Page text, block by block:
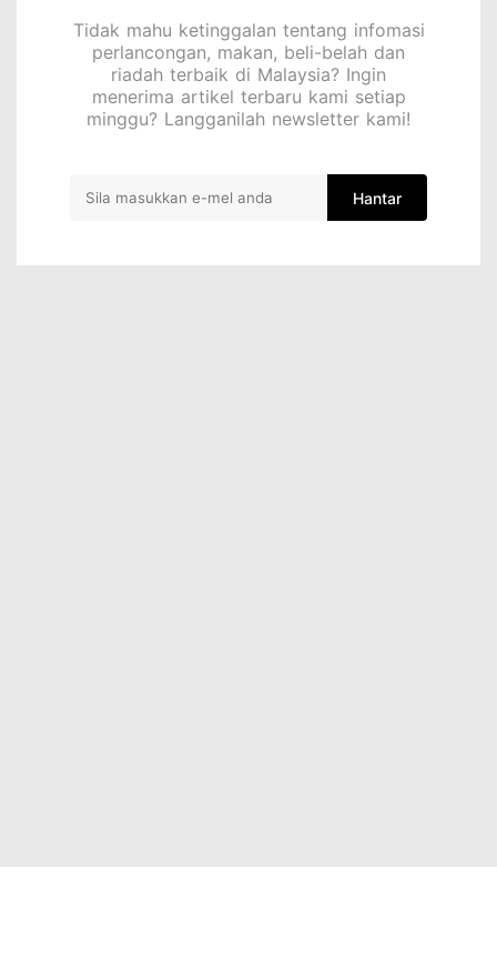
Tidak mahu ketinggalan tentang infomasi
perlancongan, makan, beli-belah dan
riadah terbaik di Malaysia? Ingin
menerima artikel terbaru kami setiap
minggu? Langganilah newsletter kami!
Hantar